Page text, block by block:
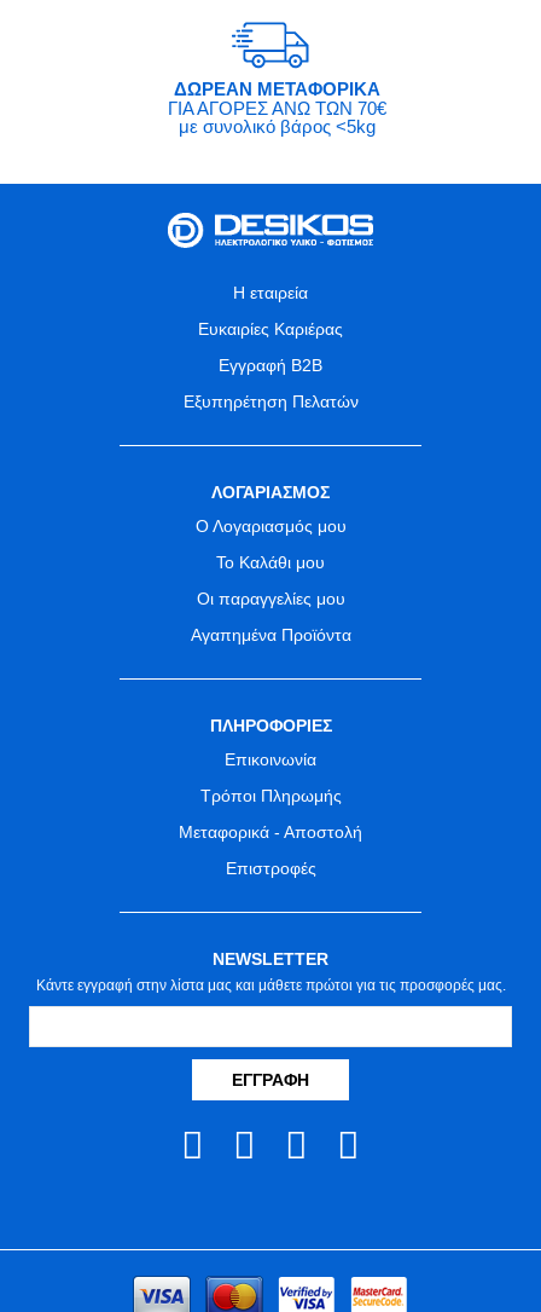
ΔΩΡΕΑΝ ΜΕΤΑΦΟΡΙΚΑ
ΓΙΑ ΑΓΟΡΕΣ ΑΝΩ ΤΩΝ 70€
με συνολικό βάρος <5kg
Η εταιρεία
Ευκαιρίες Καριέρας
Εγγραφή B2B
Εξυπηρέτηση Πελατών
ΛΟΓΑΡΙΑΣΜΟΣ
Ο Λογαριασμός μου
Το Καλάθι μου
Οι παραγγελίες μου
Αγαπημένα Προϊόντα
ΠΛΗΡΟΦΟΡΙΕΣ
Επικοινωνία
Τρόποι Πληρωμής
Μεταφορικά - Αποστολή
Επιστροφές
NEWSLETTER
Κάντε εγγραφή στην λίστα μας και μάθετε πρώτοι για τις προσφορές μας.
ΕΓΓΡΑΦΉ